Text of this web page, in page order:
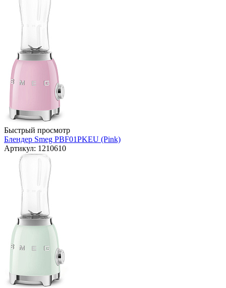
Быстрый просмотр
Блендер Smeg PBF01PKEU (Pink)
Артикул: 1210610